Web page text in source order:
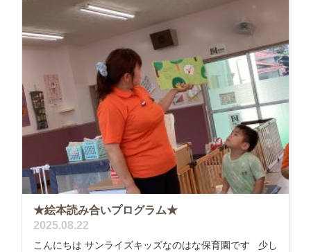
★絵本読み合いプログラム★
2025.08.22
こんにちは サンライズキッズなのはな保育園です 少し